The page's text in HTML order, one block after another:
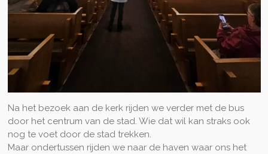
Na het bezoek aan de kerk rijden we verder met de bus
door het centrum van de stad. Wie dat wil kan straks ook
nog te voet door de stad trekken.
Maar ondertussen rijden we naar de haven waar ons het